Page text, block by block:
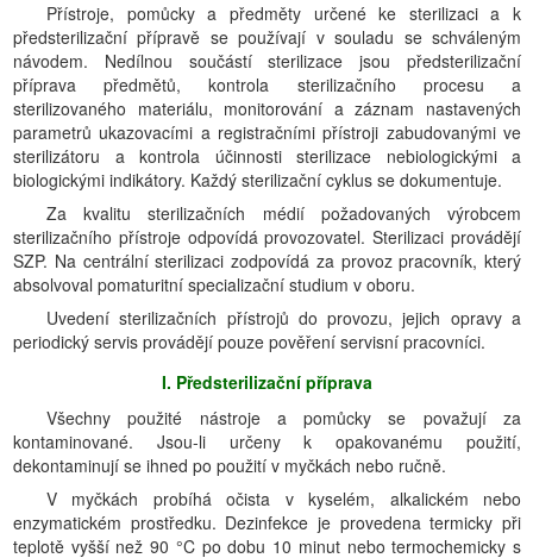
Přístroje, pomůcky a předměty určené ke sterilizaci a k
předsterilizační přípravě se používají v souladu se schváleným
návodem. Nedílnou součástí sterilizace jsou předsterilizační
příprava předmětů, kontrola sterilizačního procesu a
sterilizovaného materiálu, monitorování a záznam nastavených
parametrů ukazovacími a registračními přístroji zabudovanými ve
sterilizátoru a kontrola účinnosti sterilizace nebiologickými a
biologickými indikátory. Každý sterilizační cyklus se dokumentuje.
Za kvalitu sterilizačních médií požadovaných výrobcem
sterilizačního přístroje odpovídá provozovatel. Sterilizaci provádějí
SZP. Na centrální sterilizaci zodpovídá za provoz pracovník, který
absolvoval pomaturitní specializační studium v oboru.
Uvedení sterilizačních přístrojů do provozu, jejich opravy a
periodický servis provádějí pouze pověření servisní pracovníci.
I. Předsterilizační příprava
Všechny použité nástroje a pomůcky se považují za
kontaminované. Jsou-li určeny k opakovanému použití,
dekontaminují se ihned po použití v myčkách nebo ručně.
V myčkách probíhá očista v kyselém, alkalickém nebo
enzymatickém prostředku. Dezinfekce je provedena termicky při
teplotě vyšší než 90 °C po dobu 10 minut nebo termochemicky s